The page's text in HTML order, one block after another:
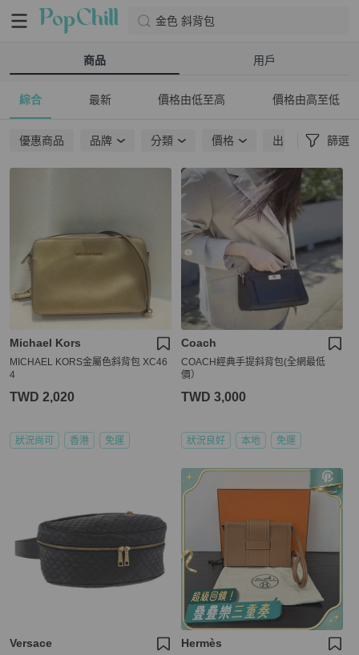
金色 斜背包
商品 用戶
綜合 最新 價格由低至高 價格由高至低
優惠商品 品牌 分類 價格 出貨地點 篩選
Michael Kors
MICHAEL KORS金屬色斜背包 XC46
4
TWD 2,020
狀況尚可 香港 免運
Coach
COACH經典手提斜背包(全網最低
價）
TWD 3,000
狀況良好 本地 免運
Versace Hermès